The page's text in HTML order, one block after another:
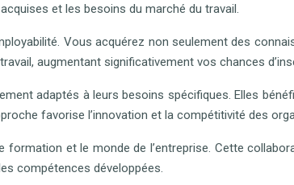
et les besoins du marché du travail.
Vous acquérez non seulement des
augmentant significativement vos chances
adaptés à leurs besoins spécifiques. Elles
favorise l’innovation et la compétitivité des
et le monde de l’entreprise. Cette
compétences développées.